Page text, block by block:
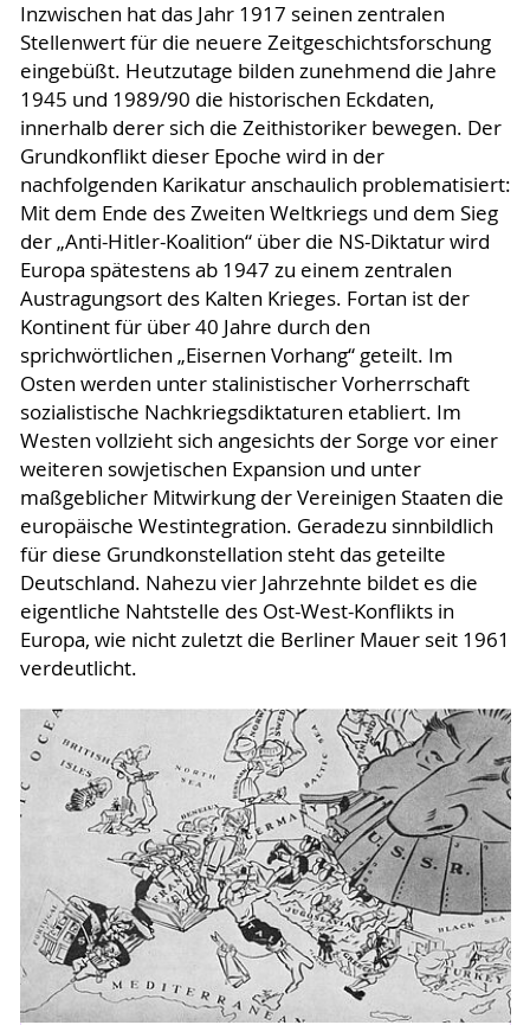
Inzwischen hat das Jahr 1917 seinen zentralen
Stellenwert für die neuere Zeitgeschichtsforschung
eingebüßt. Heutzutage bilden zunehmend die Jahre
1945 und 1989/90 die historischen Eckdaten,
innerhalb derer sich die Zeithistoriker bewegen. Der
Grundkonflikt dieser Epoche wird in der
nachfolgenden Karikatur anschaulich problematisiert:
Mit dem Ende des Zweiten Weltkriegs und dem Sieg
der „Anti-Hitler-Koalition“ über die NS-Diktatur wird
Europa spätestens ab 1947 zu einem zentralen
Austragungsort des Kalten Krieges. Fortan ist der
Kontinent für über 40 Jahre durch den
sprichwörtlichen „Eisernen Vorhang“ geteilt. Im
Osten werden unter stalinistischer Vorherrschaft
sozialistische Nachkriegsdiktaturen etabliert. Im
Westen vollzieht sich angesichts der Sorge vor einer
weiteren sowjetischen Expansion und unter
maßgeblicher Mitwirkung der Vereinigen Staaten die
europäische Westintegration. Geradezu sinnbildlich
für diese Grundkonstellation steht das geteilte
Deutschland. Nahezu vier Jahrzehnte bildet es die
eigentliche Nahtstelle des Ost-West-Konflikts in
Europa, wie nicht zuletzt die Berliner Mauer seit 1961
verdeutlicht.